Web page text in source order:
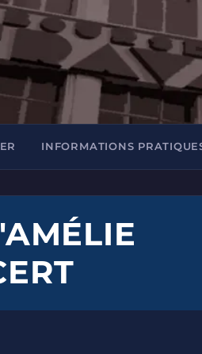
INFORMATIONS